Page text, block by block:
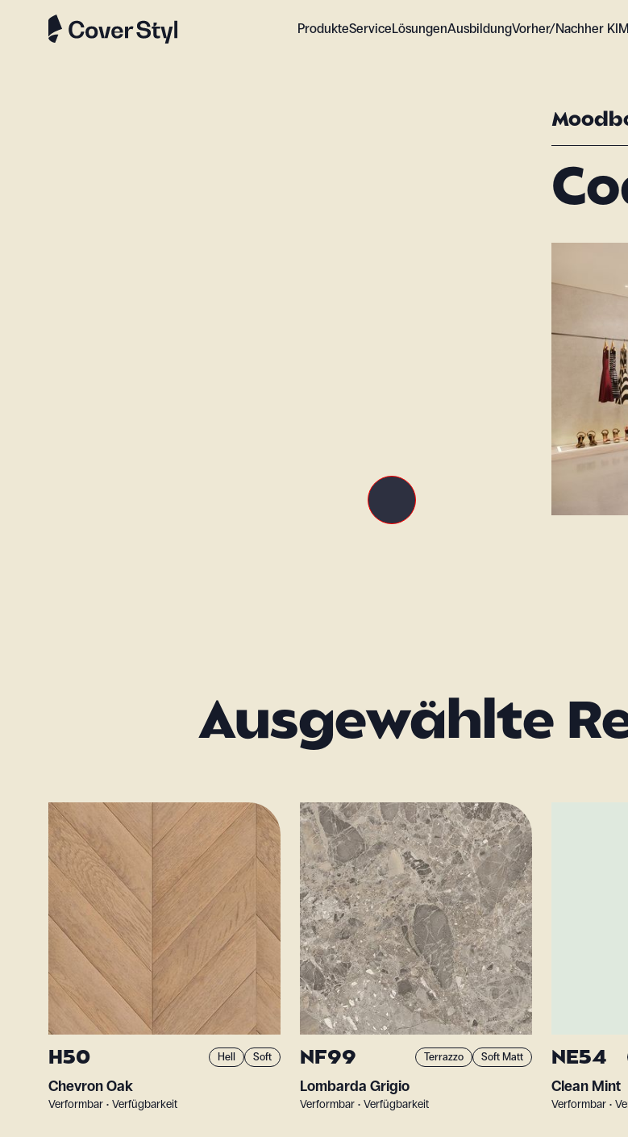
ProdukteServiceLösungenAusbildungVorher/Nachher KI
Ausgewählte
H50 Hell Soft
Chevron Oak
Verformbar • Verfügbarkeit
NF99 Terrazzo Soft Matt
Lombarda Grigio
Verformbar • Verfügbarkeit
NE54
Clean Mint
Verformbar •